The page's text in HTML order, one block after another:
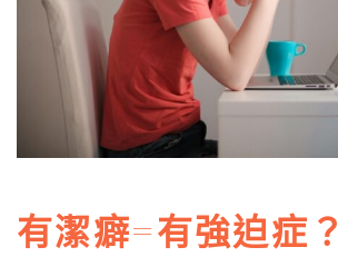
有潔癖=有強迫症？